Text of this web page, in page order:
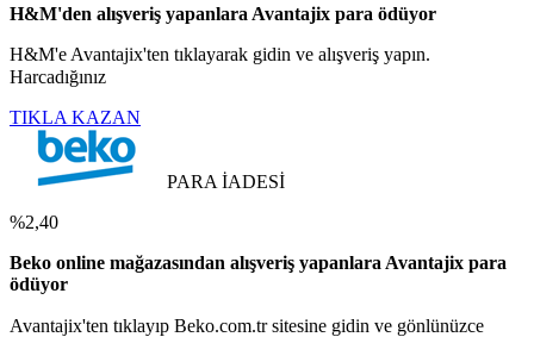
H&M'den alışveriş yapanlara Avantajix para ödüyor
H&M'e Avantajix'ten tıklayarak gidin ve alışveriş yapın.
Harcadığınız
TIKLA KAZAN
PARA İADESİ
%2,40
Beko online mağazasından alışveriş yapanlara Avantajix para
ödüyor
Avantajix'ten tıklayıp Beko.com.tr sitesine gidin ve gönlünüzce